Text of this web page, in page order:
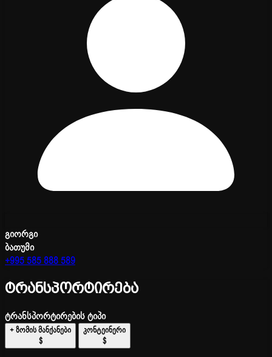
გიორგი
ბათუმი
+995 585 888 589
ტრანსპორტირება
ტრანსპორტირების ტიპი
+ ზომის მანქანები
$
კონტეინერი
$